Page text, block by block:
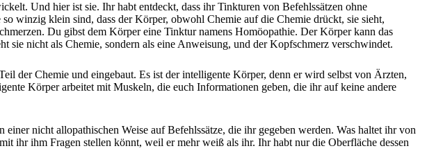
Und hier ist sie. Ihr habt entdeckt, dass ihr Tinkturen von Befehlssätzen ohne
winzig klein sind, dass der Körper, obwohl Chemie auf die Chemie drückt, sie sieht,
Du gibst dem Körper eine Tinktur namens Homöopathie. Der Körper kann das
sie nicht als Chemie, sondern als eine Anweisung, und der Kopfschmerz verschwindet.
der Chemie und eingebaut. Es ist der intelligente Körper, denn er wird selbst von Ärzten,
Körper arbeitet mit Muskeln, die euch Informationen geben, die ihr auf keine andere
nicht allopathischen Weise auf Befehlssätze, die ihr gegeben werden. Was haltet ihr von
ihr ihm Fragen stellen könnt, weil er mehr weiß als ihr. Ihr habt nur die Oberfläche dessen